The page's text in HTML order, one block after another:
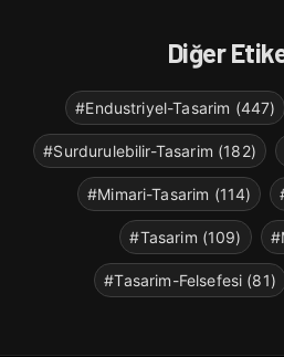
Diğer
#Endustriyel-Tasarim (447)
#Surdurulebilir-Tasarim (182)
#Mimari-Tasarim (114)
#Tasarim (109)
#Tasarim-Felsefesi (81)